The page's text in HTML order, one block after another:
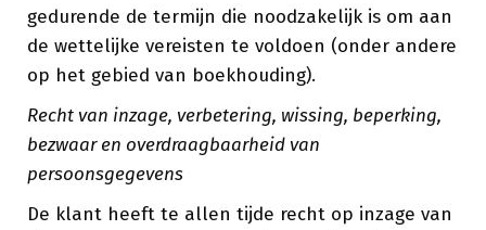
gedurende de termijn die noodzakelijk is om aan
de wettelijke vereisten te voldoen (onder andere
op het gebied van boekhouding).
Recht van inzage, verbetering, wissing, beperking,
bezwaar en overdraagbaarheid van
persoonsgegevens
De klant heeft te allen tijde recht op inzage van